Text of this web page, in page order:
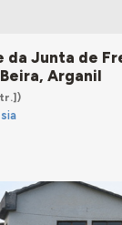
da Junta de
Arganil